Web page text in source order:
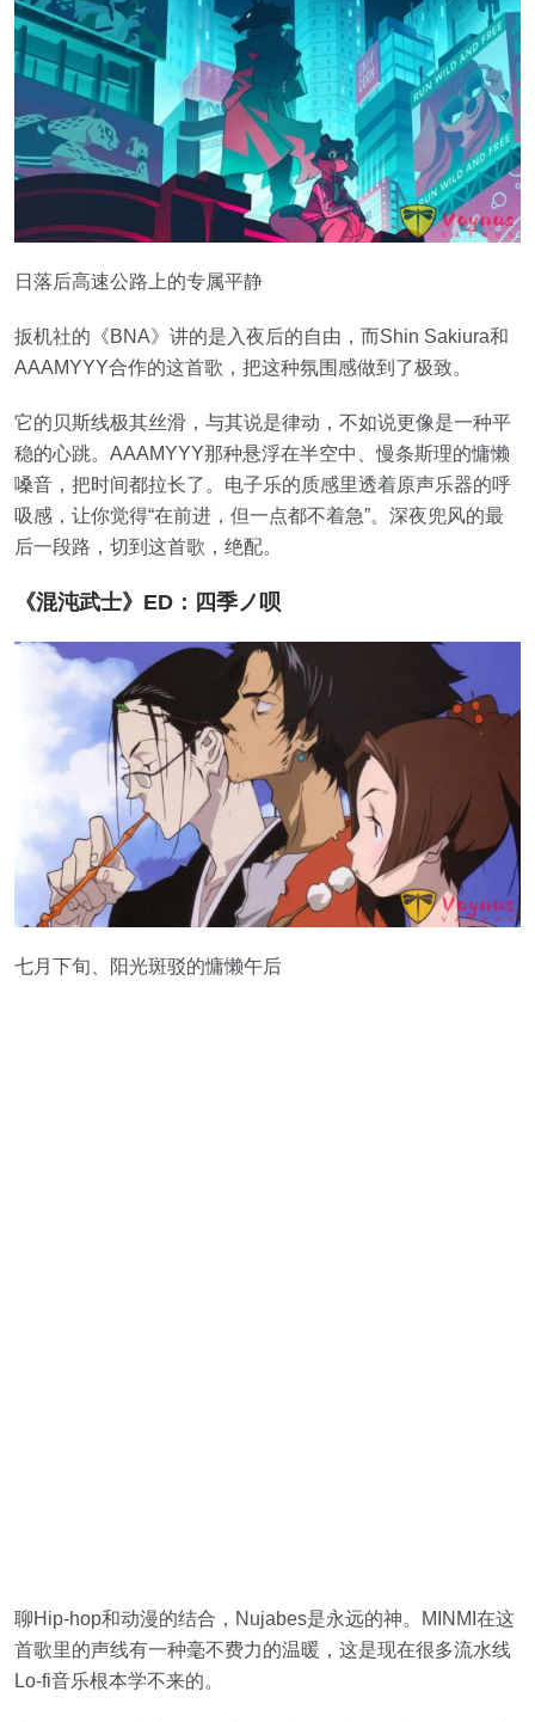
日落后高速公路上的专属平静
扳机社的《BNA》讲的是入夜后的自由，而Shin Sakiura和
AAAMYYY合作的这首歌，把这种氛围感做到了极致。
它的贝斯线极其丝滑，与其说是律动，不如说更像是一种平
稳的心跳。AAAMYYY那种悬浮在半空中、慢条斯理的慵懒
嗓音，把时间都拉长了。电子乐的质感里透着原声乐器的呼
吸感，让你觉得“在前进，但一点都不着急”。深夜兜风的最
后一段路，切到这首歌，绝配。
《混沌武士》ED：四季ノ呗
七月下旬、阳光斑驳的慵懒午后
聊Hip-hop和动漫的结合，Nujabes是永远的神。MINMI在这
首歌里的声线有一种毫不费力的温暖，这是现在很多流水线
Lo-fi音乐根本学不来的。